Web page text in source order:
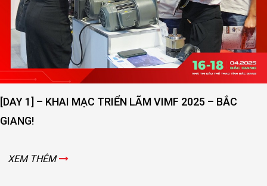
[DAY 1] – KHAI MẠC TRIỂN LÃM VIMF 2025 – BẮC
GIANG!
XEM THÊM